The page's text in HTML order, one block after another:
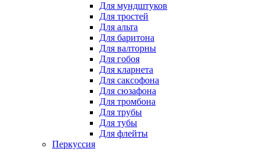
Для мундштуков
Для тростей
Для альта
Для баритона
Для валторны
Для гобоя
Для кларнета
Для саксофона
Для сюзафона
Для тромбона
Для трубы
Для тубы
Для флейты
Перкуссия